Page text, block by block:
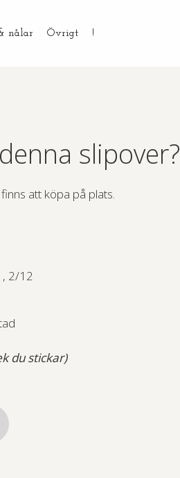
nålar Övrigt !
slipover?
att köpa på plats.
2/12
du stickar)